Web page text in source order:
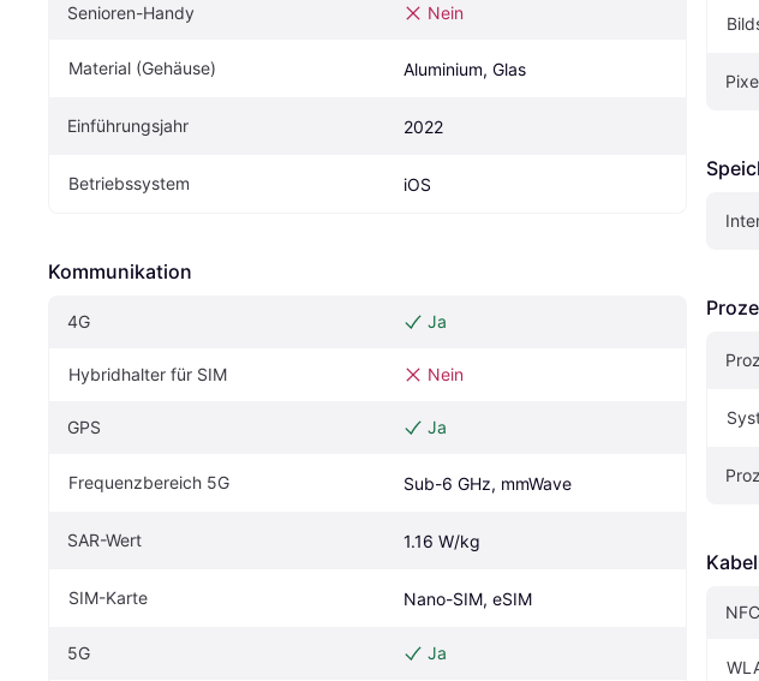
Senioren-Handy Nein
Material (Gehäuse) Aluminium, Glas
Einführungsjahr 2022
Betriebssystem iOS
Kommunikation
4G Ja
Hybridhalter für SIM Nein
GPS Ja
Frequenzbereich 5G Sub-6 GHz, mmWave
SAR-Wert 1.16 W/kg
SIM-Karte Nano-SIM, eSIM
5G Ja
NFC